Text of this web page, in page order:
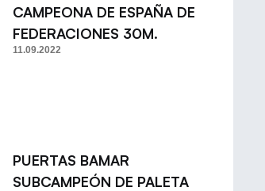
CAMPEONA DE ESPAÑA DE
FEDERACIONES 30M.
11.09.2022
PUERTAS BAMAR
SUBCAMPEÓN DE PALETA